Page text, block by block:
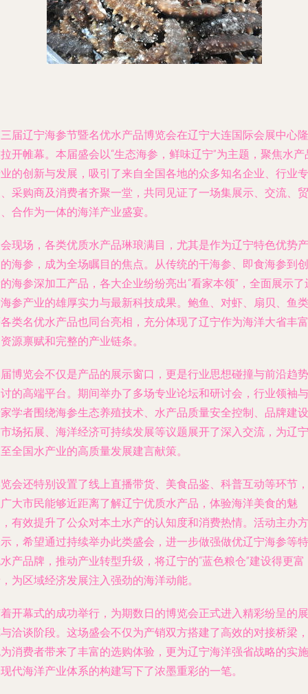
届辽宁海参节暨名优水产品博览会在辽宁大连国际会展中心隆
开帷幕。本届盛会以“生态海参，鲜味辽宁”为主题，聚焦水产
的创新与发展，吸引了来自全国各地的众多知名企业、行业专
采购商及消费者齐聚一堂，共同见证了一场集展示、交流、贸
合作为一体的海洋产业盛宴。
现场，各类优质水产品琳琅满目，尤其是作为辽宁特色优势产
海参，成为全场瞩目的焦点。从传统的干海参、即食海参到创
海参深加工产品，各大企业纷纷亮出“看家本领”，全面展示了
参产业的雄厚实力与最新科技成果。鲍鱼、对虾、扇贝、鱼类
类名优水产品也同台亮相，充分体现了辽宁作为海洋大省丰富
源禀赋和完整的产业链条。
博览会不仅是产品的展示窗口，更是行业思想碰撞与前沿趋势
的高端平台。期间举办了多场专业论坛和研讨会，行业领袖与
学者围绕海参生态养殖技术、水产品质量安全控制、品牌建设
场拓展、海洋经济可持续发展等议题展开了深入交流，为辽宁
全国水产业的高质量发展建言献策。
会还特别设置了线上直播带货、美食品鉴、科普互动等环节，
大市民能够近距离了解辽宁优质水产品，体验海洋美食的魅
有效提升了公众对本土水产的认知度和消费热情。活动主办方
，希望通过持续举办此类盛会，进一步做强做优辽宁海参等特
产品牌，推动产业转型升级，将辽宁的“蓝色粮仓”建设得更富
为区域经济发展注入强劲的海洋动能。
开幕式的成功举行，为期数日的博览会正式进入精彩纷呈的展
洽谈阶段。这场盛会不仅为产销双方搭建了高效的对接桥梁，
消费者带来了丰富的选购体验，更为辽宁海洋强省战略的实施
代海洋产业体系的构建写下了浓墨重彩的一笔。